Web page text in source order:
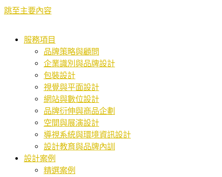
跳至主要內容
服務項目
品牌策略與顧問
企業識別與品牌設計
包裝設計
視覺與平面設計
網站與數位設計
品牌衍伸與商品企劃
空間與展演設計
導視系統與環境資訊設計
設計教育與品牌內訓
設計案例
精選案例